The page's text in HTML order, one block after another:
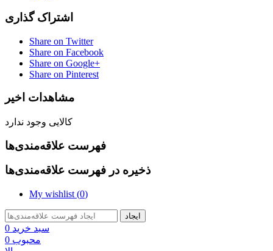
اشتراک گذاری
Share on Twitter
Share on Facebook
Share on Google+
Share on Pinterest
مشاهدات اخیر
کالایی وجود ندارد
فهرست علاقه‌مندی‌ها
ذخیره در فهرست علاقه‌مندی‌ها
My wishlist (0)
ایجاد
سبد خرید 0
محبوب 0